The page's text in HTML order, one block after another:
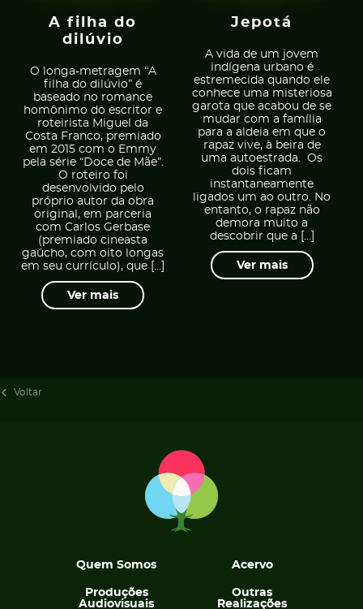
A filha do
dilúvio
O longa-metragem “A
filha do dilúvio” é
baseado no romance
homônimo do escritor e
roteirista Miguel da
Costa Franco, premiado
em 2015 com o Emmy
pela série “Doce de Mãe”.
O roteiro foi
desenvolvido pelo
próprio autor da obra
original, em parceria
com Carlos Gerbase
(premiado cineasta
gaúcho, com oito longas
em seu currículo), que […]
Ver mais
Jepotá
A vida de um jovem
indígena urbano é
estremecida quando ele
conhece uma misteriosa
garota que acabou de se
mudar com a família
para a aldeia em que o
rapaz vive, à beira de
uma autoestrada. Os
dois ficam
instantaneamente
ligados um ao outro. No
entanto, o rapaz não
demora muito a
descobrir que a […]
Ver mais
Voltar
Quem Somos
Produções
Audiovisuais
Acervo
Outras
Realizações